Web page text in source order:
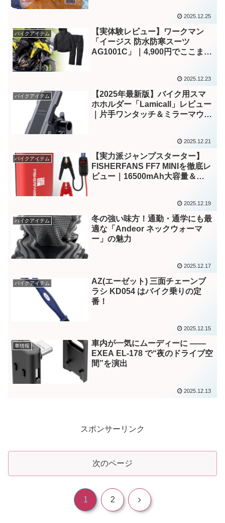
2025.12.25
バイクアイテム
【実体験レビュー】ワークマン
「イージス 防水防寒スーツ
AG1001C」｜4,900円でここまで
2025.12.23
バイクアイテム
【2025年最新版】バイク用スマ
ホホルダー「Lamicall」レビュー
｜片手ワンタッチ＆ミラーマウン
2025.12.21
バイクアイテム
【実力派ジャンプスターター】
FISHERFANS FF7 MINIを徹底レ
ビュー｜16500mAh大容量＆
2025.12.19
バイクアイテム
冬の強い味方！通勤・通学にも最
適な「Andeor ネックウォーマ
ー」の魅力
2025.12.17
バイクアイテム
AZ(エーゼット) 三面チェーンブ
ラシ KD054 はバイク乗りの定
番！
2025.12.15
車情報
車内が一気にムーディーに ——
EXEA EL-178 で“夜のドライブ空
間”を演出
2025.12.13
スポンサーリンク
次のページ
1 2 次